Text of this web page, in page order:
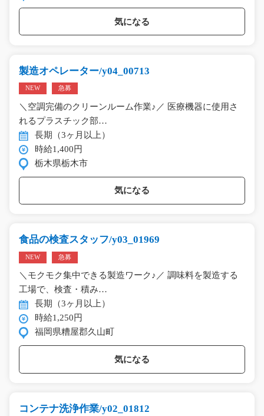
気になる
製造オペレーター/y04_00713
NEW 急募
＼空調完備のクリーンルーム作業♪／ 医療機器に使用さ
れるプラスチック部…
長期（3ヶ月以上）
時給1,400円
栃木県栃木市
気になる
食品の検査スタッフ/y03_01969
NEW 急募
＼モクモク集中できる製造ワーク♪／ 調味料を製造する
工場で、検査・積み…
長期（3ヶ月以上）
時給1,250円
福岡県糟屋郡久山町
気になる
コンテナ洗浄作業/y02_01812